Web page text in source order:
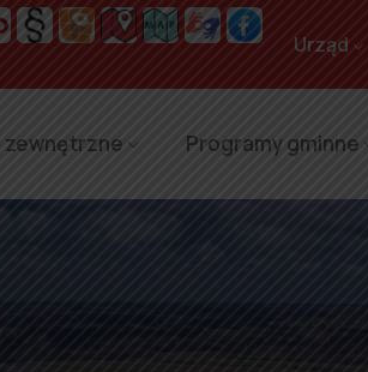
Urząd
zewnętrzne Programy gminne